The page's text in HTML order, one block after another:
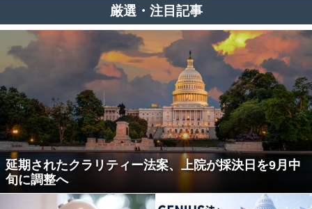
厳選・注目記事
延期されたクラリティー法案、上院が採決日を9月中
旬に調整へ